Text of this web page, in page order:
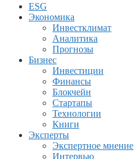
ESG
Экономика
Инвестклимат
Аналитика
Прогнозы
Бизнес
Инвестиции
Финансы
Блокчейн
Стартапы
Технологии
Книги
Эксперты
Экспертное мнение
Интервью